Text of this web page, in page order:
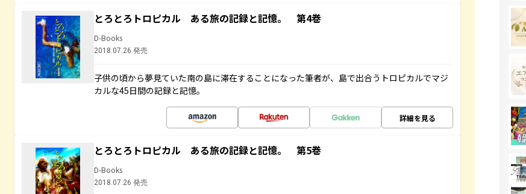
とろとろトロピカル ある旅の記録と記憶。 第4巻
D-Books
2018.07.26 発売
子供の頃から夢見ていた南の島に滞在することになった筆者が、島で出合うトロピカルでマジ
カルな45日間の記録と記憶。
詳細を見る
とろとろトロピカル ある旅の記録と記憶。 第5巻
D-Books
2018.07.26 発売